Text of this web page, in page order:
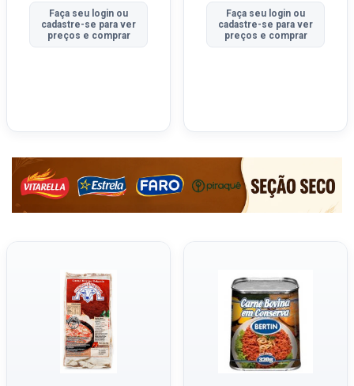
Faça seu login ou
cadastre-se para ver
preços e comprar
Faça seu login ou
cadastre-se para ver
preços e comprar